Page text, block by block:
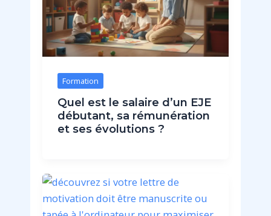
Formation
Quel est le salaire d’un EJE
débutant, sa rémunération
et ses évolutions ?